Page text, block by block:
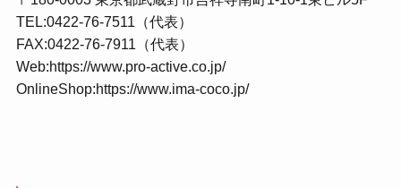
TEL:0422-76-7511（代表）
FAX:0422-76-7911（代表）
Web:https://www.pro-active.co.jp/
OnlineShop:https://www.ima-coco.jp/